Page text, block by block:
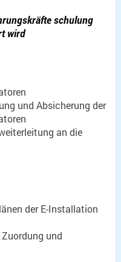
schulung
wird
und Absicherung der
an die
der E-Installation
und